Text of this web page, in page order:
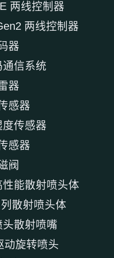
两线控制器
两线控制器
器
通信系统
器
感器
度传感器
感器
阀
能散射喷头体
散射喷头体
散射喷嘴
动旋转喷头